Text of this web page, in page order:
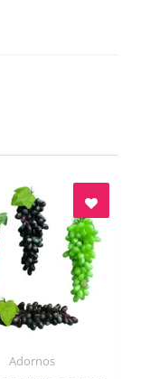
Adornos